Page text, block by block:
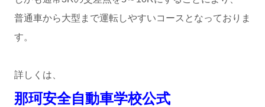
普通車から大型まで運転しやすいコースとなっておりま
す。
詳しくは、
那珂安全自動車学校公式